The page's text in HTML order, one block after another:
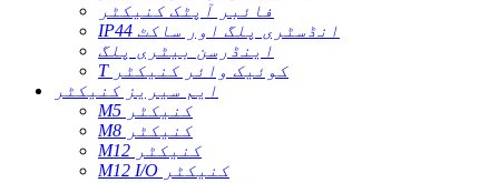
فائبر آپٹک کنیکٹر
IP44 انڈسٹری پلگ اور ساکٹ
اینڈرسن بیٹری پلگ
T کوئیک وائر کنیکٹر
ایم سیریز کنیکٹر
M5 کنیکٹر
M8 کنیکٹر
M12 کنیکٹر
M12 I/O کنیکٹر